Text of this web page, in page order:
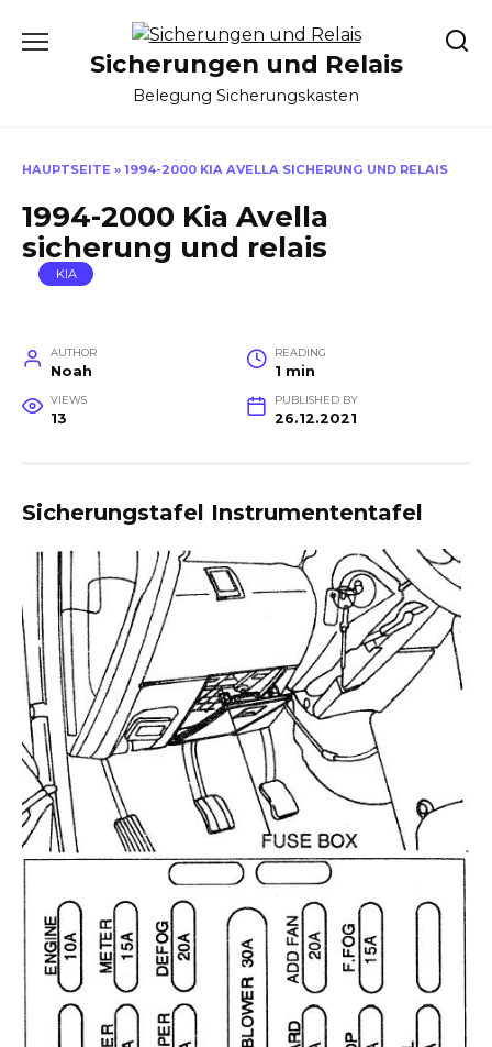
Sicherungen und Relais
Belegung Sicherungskasten
HAUPTSEITE » 1994-2000 KIA AVELLA SICHERUNG UND RELAIS
1994-2000 Kia Avella
sicherung und relais
KIA
AUTHOR
Noah
READING
1 min
VIEWS
13
PUBLISHED BY
26.12.2021
Sicherungstafel Instrumententafel